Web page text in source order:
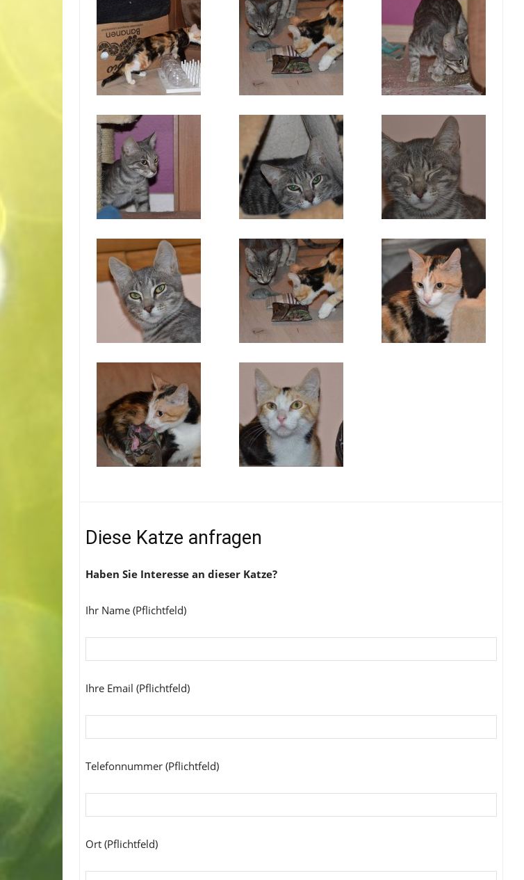
Diese Katze anfragen
Haben Sie Interesse an dieser Katze?
Ihr Name (Pflichtfeld)
Ihre Email (Pflichtfeld)
Telefonnummer (Pflichtfeld)
Ort (Pflichtfeld)